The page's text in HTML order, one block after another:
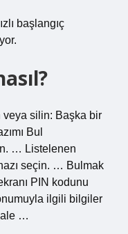
başlangıç
veya silin: Başka bir
Bul
… Listelenen
seçin. … Bulmak
PIN kodunu
ilgili bilgiler
…